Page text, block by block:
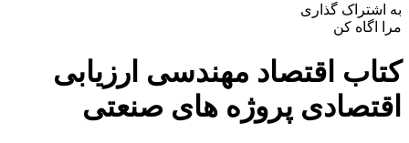
به اشتراک گذاری
مرا اگاه کن
کتاب اقتصاد مهندسی ارزیابی
اقتصادی پروژه های صنعتی